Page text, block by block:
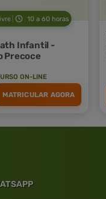
10 a 60 horas
Infantil -
Precoce
ON-LINE
MATRICULAR AGORA